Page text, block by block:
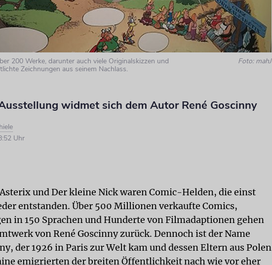
200 Werke, darunter auch viele Originalskizzen und
Zeichnungen aus seinem Nachlass.
Foto: mahJ
widmet sich dem Autor René Goscinny
Uhr
und Der kleine Nick waren Comic-Helden, die einst
entstanden. Über 500 Millionen verkaufte Comics,
in 150 Sprachen und Hunderte von Filmadaptionen gehen
von René Goscinny zurück. Dennoch ist der Name
der 1926 in Paris zur Welt kam und dessen Eltern aus Polen
emigrierten der breiten Öffentlichkeit nach wie vor eher